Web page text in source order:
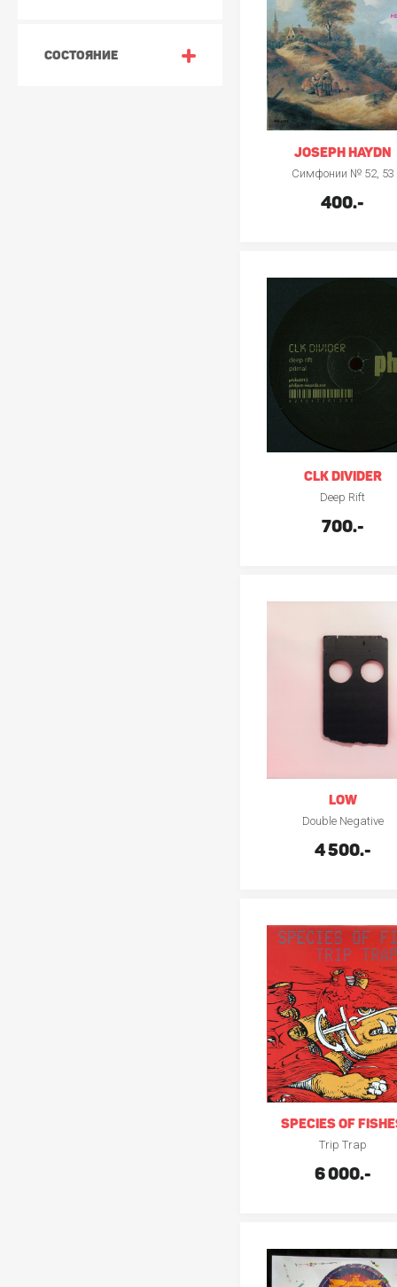
СОСТОЯНИЕ
JOSEPH HAYDN
Симфонии № 52, 53
400.-
CLK DIVIDER
Deep Rift
700.-
LOW
Double Negative
4 500.-
SPECIES OF
Trip Trap
6 000.-